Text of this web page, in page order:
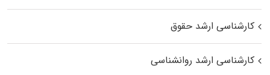
کارشناسی ارشد حقوق
کارشناسی ارشد روانشناسی